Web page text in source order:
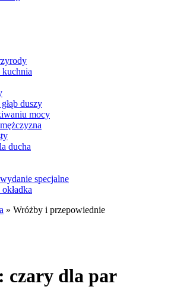
duszy
mocy
ducha
specjalne
» Wróżby i przepowiednie
czary dla par